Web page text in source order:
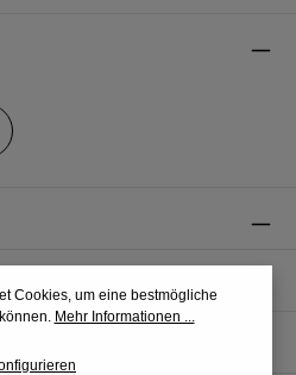
Cookies, um eine bestmögliche
Mehr Informationen ...